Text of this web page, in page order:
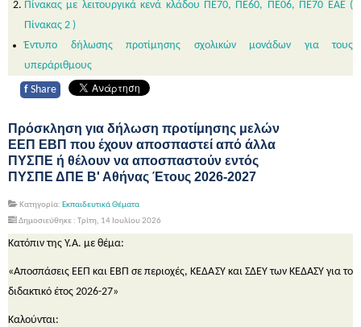
Πίνακας με λειτουργικά κενά κλάδου ΠΕ70, ΠΕ60, ΠΕ06, ΠΕ70 ΕΑΕ (
Πίνακας 2 )
Έντυπο δήλωσης προτίμησης σχολικών μονάδων για τους
υπεράριθμους
f Share
Πρόσκληση για δήλωση προτίμησης μελών
ΕΕΠ ΕΒΠ που έχουν αποσπαστεί από άλλα
ΠΥΣΠΕ ή θέλουν να αποσπαστούν εντός
ΠΥΣΠΕ ΔΠΕ Β' Αθήνας Έτους 2026-2027
Κατηγορία: Εκπαιδευτικά Θέματα
Δημοσιεύθηκε : Τρίτη, 14 Ιουλίου 2026
Κατόπιν της Υ.Α. με θέμα:
«Αποσπάσεις ΕΕΠ και ΕΒΠ σε περιοχές, ΚΕΔΑΣΥ και ΣΔΕΥ των ΚΕΔΑΣΥ για το
διδακτικό έτος 2026-27»
Καλούνται: